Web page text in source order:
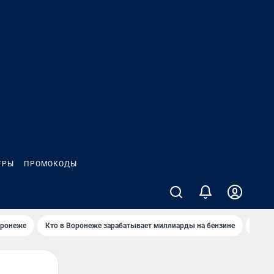
ПРОМОКОДЫ
Кто в Воронеже зарабатывает миллиарды на бензине